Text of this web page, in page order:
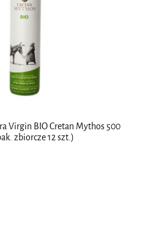
Virgin BIO Cretan Mythos 500
zbiorcze 12 szt.)